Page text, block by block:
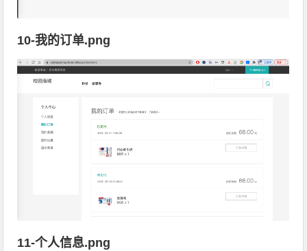
10-我的订单.png
11-个人信息.png